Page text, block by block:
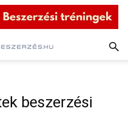
beszerzési